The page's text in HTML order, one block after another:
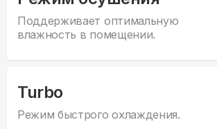
Поддерживает оптимальную
влажность в помещении.
Turbo
Режим быстрого охлаждения.